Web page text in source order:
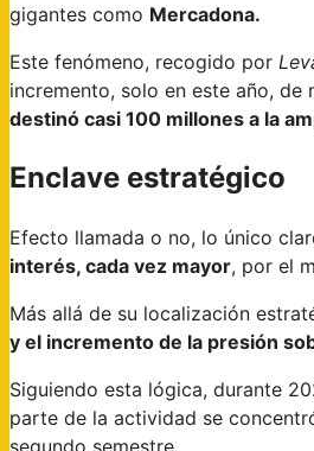
gigantes como Mercadona.
Este fenómeno, recogido por
incremento, solo en este año, de
destinó casi 100 millones a la
Enclave estratégico
Efecto llamada o no, lo único
interés, cada vez mayor, por el
Más allá de su localización
y el incremento de la presión
Siguiendo esta lógica, durante
parte de la actividad se
segundo semestre.